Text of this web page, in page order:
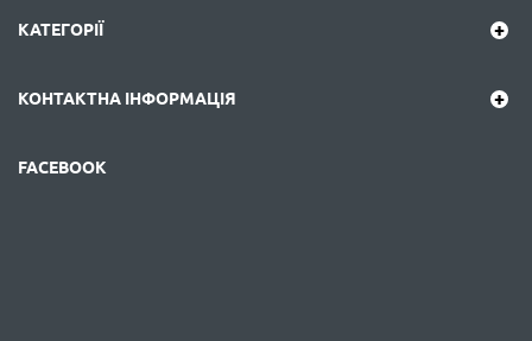
КАТЕГОРІЇ
КОНТАКТНА ІНФОРМАЦІЯ
FACEBOOK